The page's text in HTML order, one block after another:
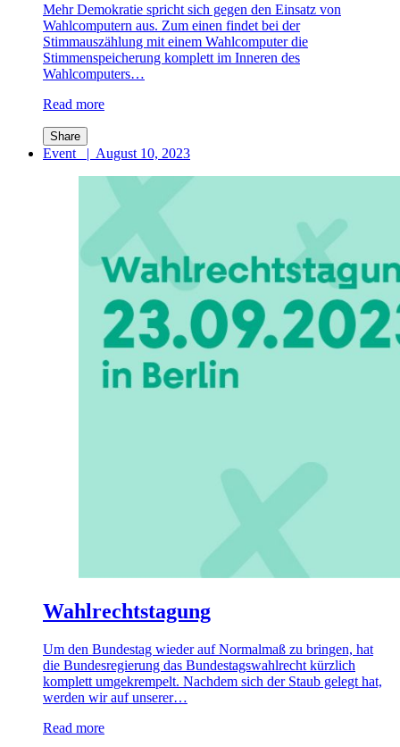
Mehr Demokratie spricht sich gegen den Einsatz von
Wahlcomputern aus. Zum einen findet bei der
Stimmauszählung mit einem Wahlcomputer die
Stimmenspeicherung komplett im Inneren des
Wahlcomputers…
Read more
Share
Event | August 10, 2023
Wahlrechtstagung
Um den Bundestag wieder auf Normalmaß zu bringen, hat
die Bundesregierung das Bundestagswahlrecht kürzlich
komplett umgekrempelt. Nachdem sich der Staub gelegt hat,
werden wir auf unserer…
Read more